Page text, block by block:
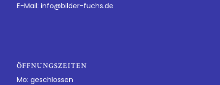
E-Mail: info@bilder-fuchs.de
ÖFFNUNGSZEITEN
Mo: geschlossen